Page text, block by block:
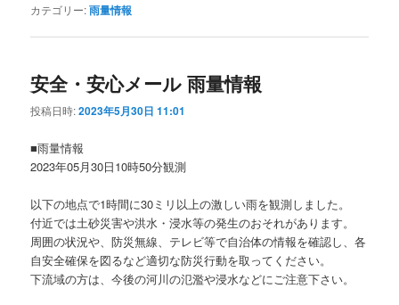
カテゴリー:雨量情報
安全・安心メール 雨量情報
投稿日時:2023年5月30日 11:01
■雨量情報
2023年05月30日10時50分観測
以下の地点で1時間に30ミリ以上の激しい雨を観測しました。
付近では土砂災害や洪水・浸水等の発生のおそれがあります。
周囲の状況や、防災無線、テレビ等で自治体の情報を確認し、各
自安全確保を図るなど適切な防災行動を取ってください。
下流域の方は、今後の河川の氾濫や浸水などにご注意下さい。